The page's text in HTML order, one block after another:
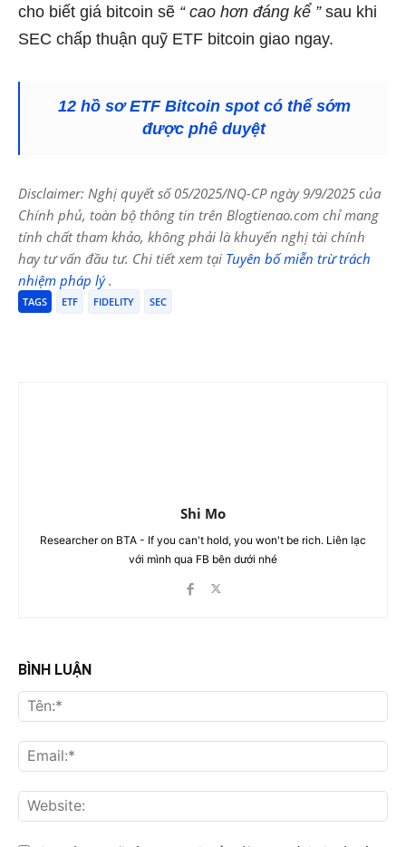
cho biết giá bitcoin sẽ “ cao hơn đáng kể ”sau khi
SEC chấp thuận quỹ ETF bitcoin giao ngay.
12 hồ sơ ETF Bitcoin spot có thể sớm
được phê duyệt
Disclaimer: Nghị quyết số 05/2025/NQ-CP ngày 9/9/2025 của
Chính phủ, toàn bộ thông tin trên Blogtienao.com chỉ mang
tính chất tham khảo, không phải là khuyến nghị tài chính
hay tư vấn đầu tư. Chi tiết xem tại Tuyên bố miễn trừ trách
nhiệm pháp lý.
TAGS ETF FIDELITY SEC
Shi Mo
Researcher on BTA - If you can't hold, you won't be rich. Liên lạc
với mình qua FB bên dưới nhé
BÌNH LUẬN